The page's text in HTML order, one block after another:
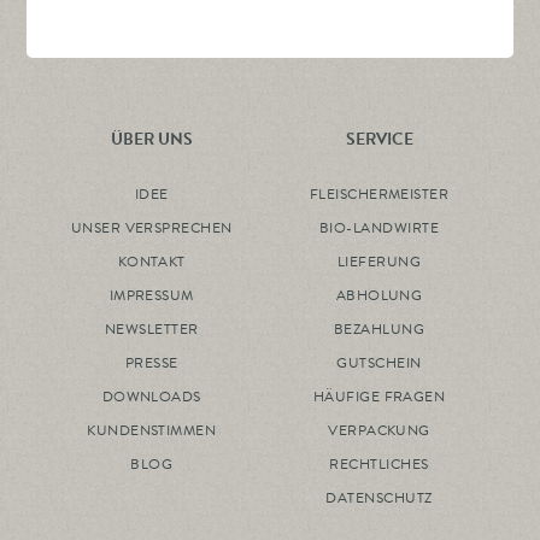
ÜBER UNS
IDEE
UNSER VERSPRECHEN
KONTAKT
IMPRESSUM
NEWSLETTER
PRESSE
DOWNLOADS
KUNDENSTIMMEN
BLOG
SERVICE
FLEISCHERMEISTER
BIO-LANDWIRTE
LIEFERUNG
ABHOLUNG
BEZAHLUNG
GUTSCHEIN
HÄUFIGE FRAGEN
VERPACKUNG
RECHTLICHES
DATENSCHUTZ